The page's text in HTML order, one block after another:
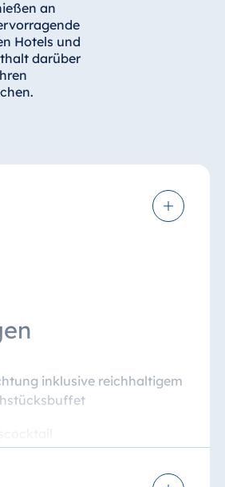
an
Hotels und
darüber
inklusive reichhaltigem